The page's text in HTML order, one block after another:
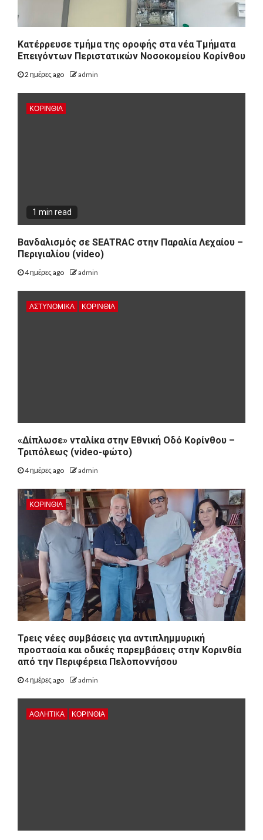
Kατέρρευσε τμήμα της οροφής στα νέα Τμήματα
Επειγόντων Περιστατικών Νοσοκομείου Κορίνθου
2 ημέρες ago admin
ΚΟΡΙΝΘΊΑ
1 min read
Βανδαλισμός σε SEATRAC στην Παραλία Λεχαίου –
Περιγιαλίου (video)
4 ημέρες ago admin
ΑΣΤΥΝΟΜΙΚΑ ΚΟΡΙΝΘΊΑ
«Δίπλωσε» νταλίκα στην Εθνική Oδό Κορίνθου –
Τριπόλεως (video-φώτο)
4 ημέρες ago admin
ΚΟΡΙΝΘΊΑ
Τρεις νέες συμβάσεις για αντιπλημμυρική
προστασία και οδικές παρεμβάσεις στην Κορινθία
από την Περιφέρεια Πελοποννήσου
4 ημέρες ago admin
ΑΘΛΗΤΙΚΑ ΚΟΡΙΝΘΊΑ